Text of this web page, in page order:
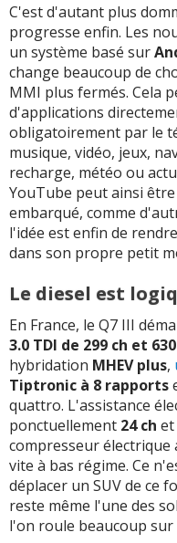
C'est d'autant plus
progresse enfin. Les
un système basé sur
change beaucoup de
MMI plus fermés. Cela
d'applications
obligatoirement par le
musique, vidéo, jeux,
recharge, météo ou
YouTube peut ainsi
embarqué, comme
l'idée est enfin de
dans son propre petit
Le diesel est
En France, le Q7 III
3.0 TDI de 299 ch et
hybridation MHEV plus,
Tiptronic à 8 rapports
quattro. L'assistance
ponctuellement 24 ch et
compresseur
vite à bas régime. Ce
déplacer un SUV de ce
reste même l'une des
l'on roule beaucoup